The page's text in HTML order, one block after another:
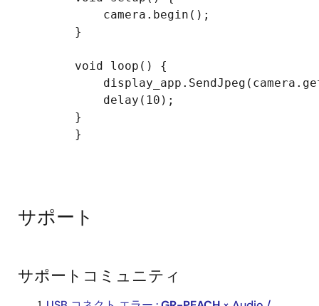
            camera.begin();
        }
        void loop() {
            delay(10);
        }
        }
サポート
サポートコミュニティ